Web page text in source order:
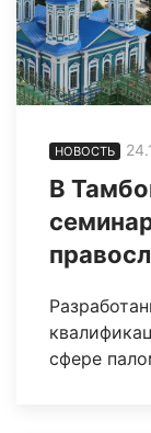
НОВОСТЬ
В
сфере